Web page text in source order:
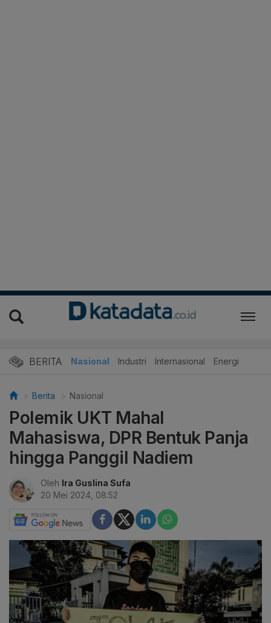
BERITA Nasional Industri Internasional Energi
Berita Nasional
Polemik UKT Mahal
Mahasiswa, DPR Bentuk Panja
hingga Panggil Nadiem
Oleh Ira Guslina Sufa
20 Mei 2024, 08:52